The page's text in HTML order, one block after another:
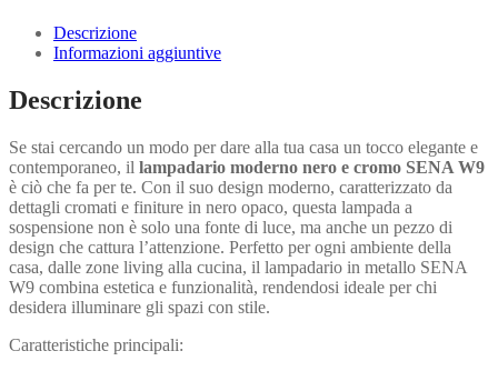
Descrizione
Informazioni aggiuntive
Descrizione
Se stai cercando un modo per dare alla tua casa un tocco elegante e
contemporaneo, il lampadario moderno nero e cromo SENA W9
è ciò che fa per te. Con il suo design moderno, caratterizzato da
dettagli cromati e finiture in nero opaco, questa lampada a
sospensione non è solo una fonte di luce, ma anche un pezzo di
design che cattura l’attenzione. Perfetto per ogni ambiente della
casa, dalle zone living alla cucina, il lampadario in metallo SENA
W9 combina estetica e funzionalità, rendendosi ideale per chi
desidera illuminare gli spazi con stile.
Caratteristiche principali: